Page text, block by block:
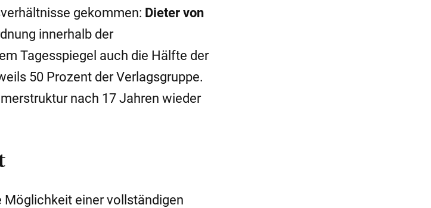
gekommen: Dieter von
innerhalb der
Tagesspiegel auch die Hälfte der
50 Prozent der Verlagsgruppe.
nach 17 Jahren wieder
Möglichkeit einer vollständigen